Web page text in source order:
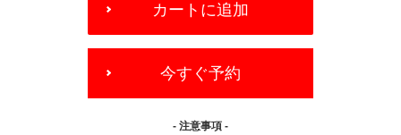
OPTIONS
カートに追加
今すぐ予約
- 注意事項 -